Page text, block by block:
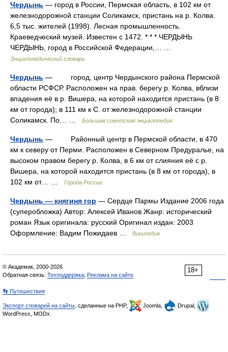
Чердынь — город в России, Пермская область, в 102 км от
железнодорожной станции Соликамск, пристань на р. Колва.
6,5 тыс. жителей (1998). Лесная промышленность.
Краеведческий музей. Известен с 1472. * * * ЧЕРДЫНЬ
ЧЕРДЫНЬ, город в Российской Федерации,… …
Энциклопедический словарь
Чердынь — город, центр Чердынского района Пермской
области РСФСР. Расположен на прав. берегу р. Колва, вблизи
впадения её в р. Вишера, на которой находится пристань (в 8
км от города); в 111 км к С. от железнодорожной станции
Соликамск. По… …
Большая советская энциклопедия
Чердынь — Районный центр в Пермской области, в 470
км к северу от Перми. Расположен в Северном Предуралье, на
высоком правом берегу р. Колва, в 6 км от слияния её с р.
Вишера, на которой находится пристань (в 8 км от города), в
102 км от… …
Города России
Чердынь — княгиня гор — Сердце Пармы Издание 2006 года
(суперобложка) Автор: Алексей Иванов Жанр: исторический
роман Язык оригинала: русский Оригинал издан: 2003
Оформление: Вадим Пожидаев …
Википедия
18+
© Академик, 2000-2026
Обратная связь: Техподдержка Реклама на сайте
👣 Путешествия
Экспорт словарей на сайты , сделанные на PHP, Joomla,
Drupal,
WordPress, MODx.